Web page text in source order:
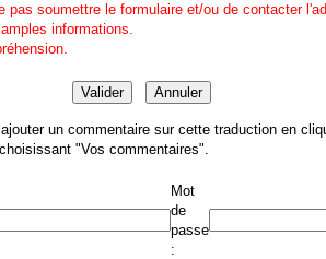
pas soumettre le formulaire et/ou de contacter
informations.
un commentaire sur cette traduction en
"Vos commentaires".
Mot
de
passe
: